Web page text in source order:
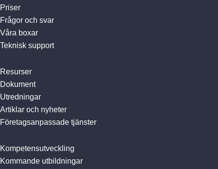
Priser
Frågor och svar
Våra boxar
Teknisk support
Resurser
Dokument
Utredningar
Artiklar och nyheter
Företagsanpassade tjänster
Kompetensutveckling
Kommande utbildningar